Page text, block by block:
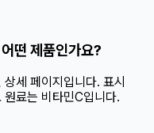
떤 제품인가요?
세 페이지입니다. 표시
료는 비타민C입니다.